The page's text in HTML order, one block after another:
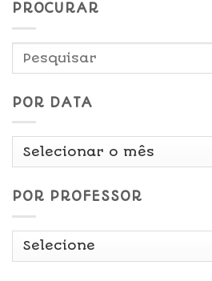
PROCURAR
POR DATA
Por
POR PROFESSOR